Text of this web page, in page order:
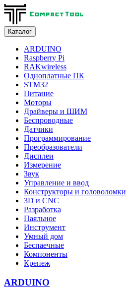
Каталог
ARDUINO
Raspberry Pi
RAKwireless
Одноплатные ПК
STM32
Питание
Моторы
Драйверы и ШИМ
Беспроводные
Датчики
Программирование
Преобразователи
Дисплеи
Измерение
Звук
Управление и ввод
Конструкторы и головоломки
3D и CNC
Разработка
Паяльное
Инструмент
Умный дом
Беспаечные
Компоненты
Крепеж
ARDUINO